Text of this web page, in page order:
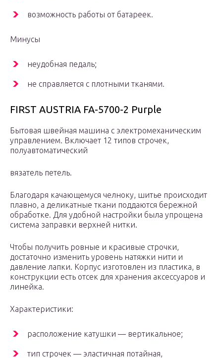
возможность работы от батареек.
Минусы
неудобная педаль;
не справляется с плотными тканями.
FIRST AUSTRIA FA-5700-2 Purple
Бытовая швейная машина с электромеханическим
управлением. Включает 12 типов строчек,
полуавтоматический
вязатель петель.
Благодаря качающемуся челноку, шитье происходит
плавно, а деликатные ткани поддаются бережной
обработке. Для удобной настройки была упрощена
система заправки верхней нитки.
Чтобы получить ровные и красивые строчки,
достаточно изменить уровень натяжки нити и
давление лапки. Корпус изготовлен из пластика, в
конструкции есть отсек для хранения аксессуаров и
линейка.
Характеристики:
расположение катушки — вертикальное;
тип строчек — эластичная потайная,